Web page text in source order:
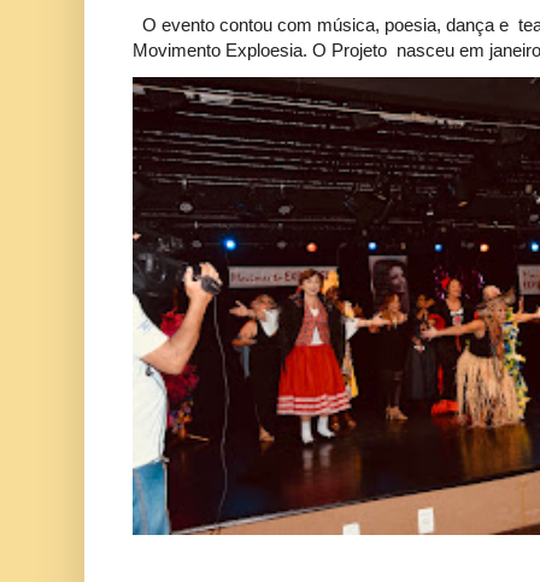
O evento contou com música, poesia, dança e
Movimento Exploesia. O Projeto nasceu em